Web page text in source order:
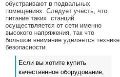
обустраивают в подвальных
помещениях. Следует учесть, что
питание таких станций
осуществляется от сети именно
высокого напряжения, так что
большое внимание уделяется технике
безопасности.
Если вы хотите купить
качественное оборудование,